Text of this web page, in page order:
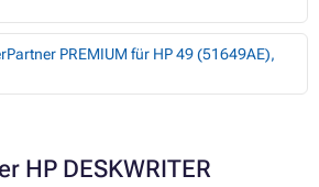
PREMIUM für HP 49 (51649AE),
HP DESKWRITER